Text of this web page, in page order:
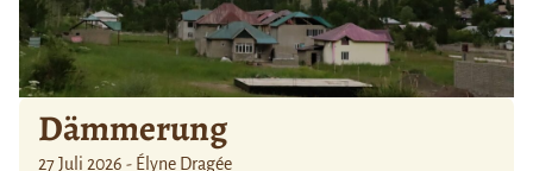
Dämmerung
27 Juli 2026 - Élyne Dragée